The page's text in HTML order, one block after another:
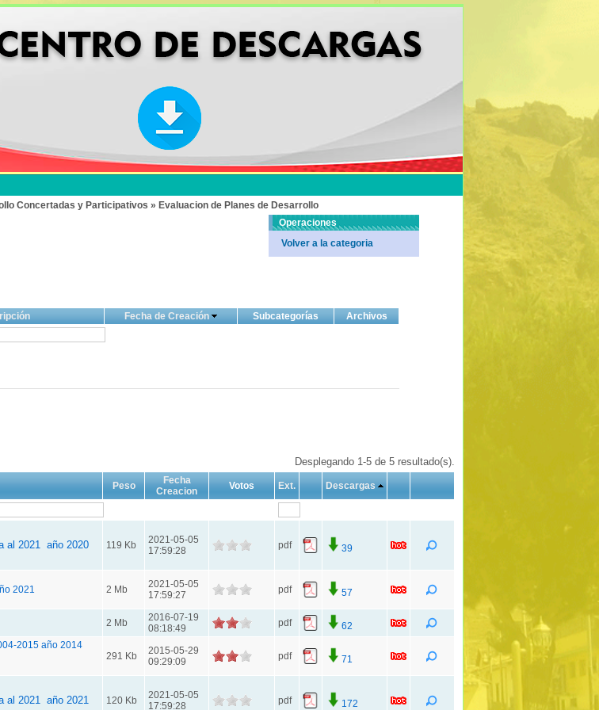
Concertadas y Participativos » Evaluacion de Planes de Desarrollo
Fecha de Creación Subcategorías Archivos
Desplegando 1-5 de 5 resultado(s).
Peso
Fecha
Creacion
Votos Ext. Descargas
al 2021 año 2020 119 Kb
2021-05-05
17:59:28
pdf 39
2021 2 Mb
2021-05-05
17:59:27
pdf 57
2 Mb
2016-07-19
08:18:49
pdf 62
2015 año 2014
291 Kb
2015-05-29
09:29:09
pdf 71
al 2021 año 2021 120 Kb
2021-05-05
17:59:28
pdf 172
Operaciones
Volver a la categoria